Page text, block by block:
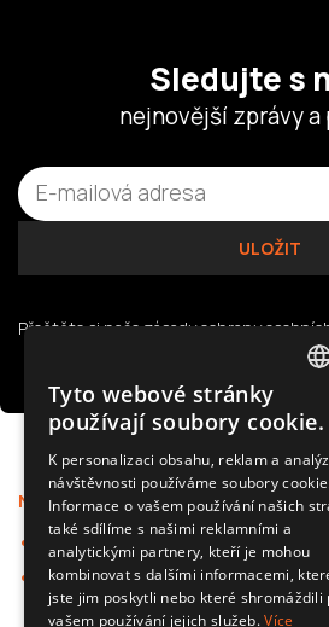
Sledujte s
nejnovější zprávy
Přečtěte si našezásady ochrany
Nabídka
Kamery do auta
Příslušenství pro
automobily
Tyto webové stránky
používají soubory cookie.
K personalizaci obsahu, reklam a
návštěvnosti používáme soubory
Informace o vašem používání našich
také sdílíme s našimi reklamními a
analytickými partnery, kteří je mohou
kombinovat s dalšími informacemi,
jste jim poskytli nebo které shromáždili
vašem používání jejich služeb.Více